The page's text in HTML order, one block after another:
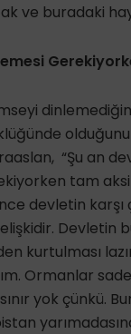
ve buradaki
“Şu an
tam
devletin karşı
Devletin
kurtulması
Ormanlar
yok çünkü.